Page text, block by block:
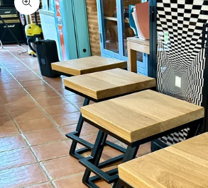
Zoomer sur l'image